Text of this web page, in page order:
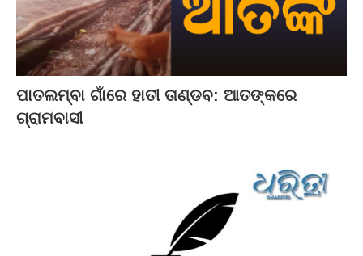
ପାତଲମ୍ବା ଗାଁରେ ହାତୀ ତାଣ୍ଡବ: ଆତଙ୍କରେ
ଗ୍ରାମବାସୀ